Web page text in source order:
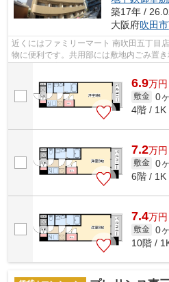
築17年 /
大阪府吹田市
近くにはファミリーマート 南吹田五丁目
物に便利です。共用部には敷地内ごみ置
6.9万円
敷金 0
4階 / 1K
7.2万円
敷金 0
6階 / 1K
7.4万円
敷金 0
10階 /